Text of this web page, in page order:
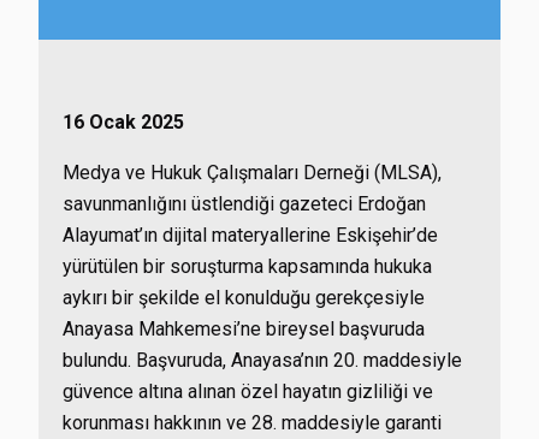
16 Ocak 2025
Medya ve Hukuk Çalışmaları Derneği (MLSA),
savunmanlığını üstlendiği gazeteci Erdoğan
Alayumat’ın dijital materyallerine Eskişehir’de
yürütülen bir soruşturma kapsamında hukuka
aykırı bir şekilde el konulduğu gerekçesiyle
Anayasa Mahkemesi’ne bireysel başvuruda
bulundu. Başvuruda, Anayasa’nın 20. maddesiyle
güvence altına alınan özel hayatın gizliliği ve
korunması hakkının ve 28. maddesiyle garanti